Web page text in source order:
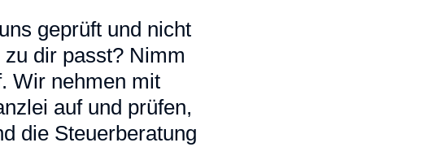
geprüft und nicht
dir passt? Nimm
Wir nehmen mit
auf und prüfen,
die Steuerberatung